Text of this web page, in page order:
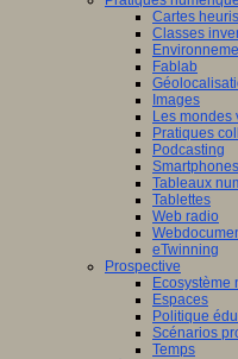
Cartes
Classes
Fablab
Images
Les mondes
Pratiques
Podcasting
Smartphones
Tableaux
Tablettes
Web radio
eTwinning
Prospective
Ecosystème
Espaces
Politique
Scénarios
Temps